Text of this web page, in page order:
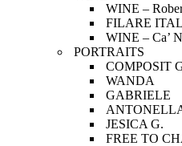
WINE –
FILARE
WINE – Ca’
PORTRAITS
COMPOSIT
WANDA
GABRIELE
JESICA G.
FREE TO